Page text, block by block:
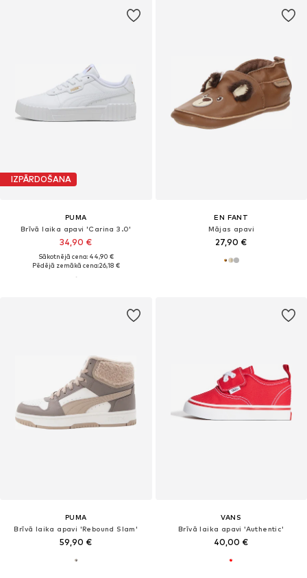
IZPĀRDOŠANA
PUMA
Brīvā laika apavi 'Carina 3.0'
34,90 €
Sākotnējā cena: 44,90 €
Pēdējā zemākā cena:26,18 €
EN FANT
Mājas apavi
27,90 €
PUMA
Brīvā laika apavi 'Rebound Slam'
59,90 €
VANS
Brīvā laika apavi 'Authentic'
40,00 €